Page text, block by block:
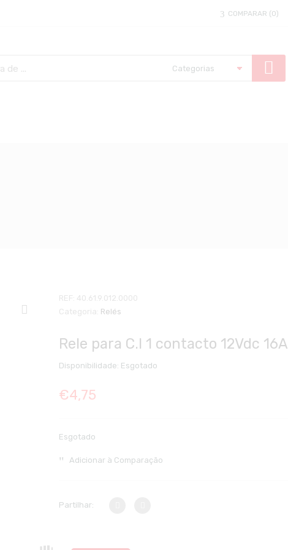
COMPARAR 0
REF: 40.61.9.012.0000
Categoria: Relés
Rele para C.I 1 contacto 12Vdc 16A
Disponibilidade: Esgotado
€4,75
Esgotado
Adicionar à Comparação
Partilhar: